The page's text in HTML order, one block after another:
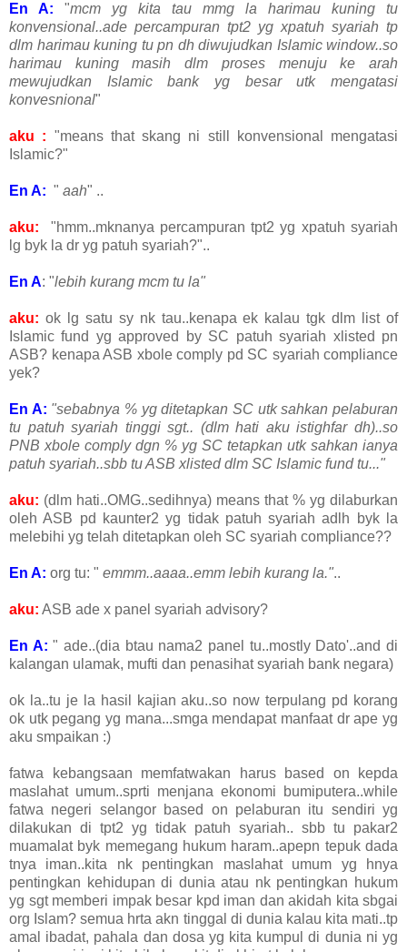
En A: "mcm yg kita tau mmg la harimau kuning tu
konvensional..ade percampuran tpt2 yg xpatuh syariah tp
dlm harimau kuning tu pn dh diwujudkan Islamic window..so
harimau kuning masih dlm proses menuju ke arah
mewujudkan Islamic bank yg besar utk mengatasi
konvesnional"
aku : "means that skang ni still konvensional mengatasi
Islamic?"
En A: " aah" ..
aku:
"hmm..mknanya percampuran tpt2 yg xpatuh syariah
lg byk la dr yg patuh syariah?"..
En A: "lebih kurang mcm tu la"
aku: ok lg satu sy nk tau..kenapa ek kalau tgk dlm list of
Islamic fund yg approved by SC patuh syariah xlisted pn
ASB? kenapa ASB xbole comply pd SC syariah compliance
yek?
En A: "sebabnya % yg ditetapkan SC utk sahkan pelaburan
tu patuh syariah tinggi sgt.. (dlm hati aku istighfar dh)..so
PNB xbole comply dgn % yg SC tetapkan utk sahkan ianya
patuh syariah..sbb tu ASB xlisted dlm SC Islamic fund tu..."
aku: (dlm hati..OMG..sedihnya) means that % yg dilaburkan
oleh ASB pd kaunter2 yg tidak patuh syariah adlh byk la
melebihi yg telah ditetapkan oleh SC syariah compliance??
En A: org tu: " emmm..aaaa..emm lebih kurang la."..
aku: ASB ade x panel syariah advisory?
En A:" ade..(dia btau nama2 panel tu..mostly Dato'..and di
kalangan ulamak, mufti dan penasihat syariah bank negara)
ok la..tu je la hasil kajian aku..so now terpulang pd korang
ok utk pegang yg mana...smga mendapat manfaat dr ape yg
aku smpaikan :)
fatwa kebangsaan memfatwakan harus based on kepda
maslahat umum..sprti menjana ekonomi bumiputera..while
fatwa negeri selangor based on pelaburan itu sendiri yg
dilakukan di tpt2 yg tidak patuh syariah.. sbb tu pakar2
muamalat byk memegang hukum haram..apepn tepuk dada
tnya iman..kita nk pentingkan maslahat umum yg hnya
pentingkan kehidupan di dunia atau nk pentingkan hukum
yg sgt memberi impak besar kpd iman dan akidah kita sbgai
org Islam? semua hrta akn tinggal di dunia kalau kita mati..tp
amal ibadat, pahala dan dosa yg kita kumpul di dunia ni yg